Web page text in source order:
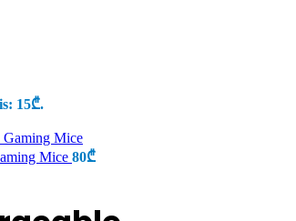
15₾.
Mice 80₾